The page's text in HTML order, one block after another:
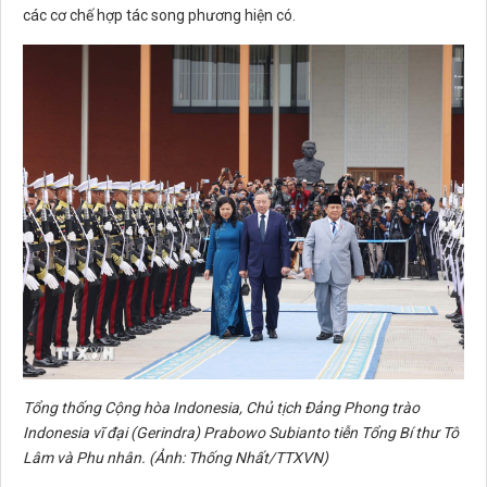
các cơ chế hợp tác song phương hiện có.
Tổng thống Cộng hòa Indonesia, Chủ tịch Đảng Phong trào
Indonesia vĩ đại (Gerindra) Prabowo Subianto tiễn Tổng Bí thư Tô
Lâm và Phu nhân. (Ảnh: Thống Nhất/TTXVN)